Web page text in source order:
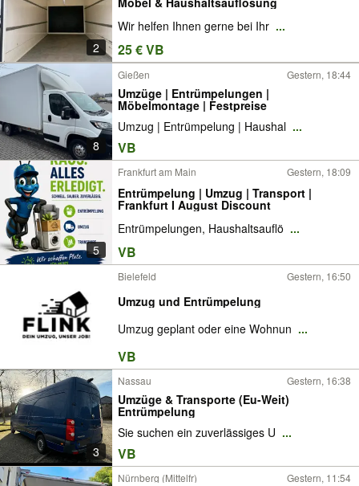
2
Wir helfen Ihnen gerne bei Ihr ...
25 € VB
8
Gießen Gestern, 18:44
Umzüge | Entrümpelungen |
Möbelmontage | Festpreise
Umzug | Entrümpelung | Haushal ...
VB
5
Frankfurt am Main Gestern, 18:09
Entrümpelung | Umzug | Transport |
Frankfurt I August Discount
Entrümpelungen, Haushaltsauflö ...
VB
Bielefeld Gestern, 16:50
Umzug und Entrümpelung
Umzug geplant oder eine Wohnun ...
VB
3
Nassau Gestern, 16:38
Umzüge & Transporte (Eu-Weit)
Entrümpelung
Sie suchen ein zuverlässiges U ...
VB
Nürnberg (Mittelfr) Gestern, 11:54